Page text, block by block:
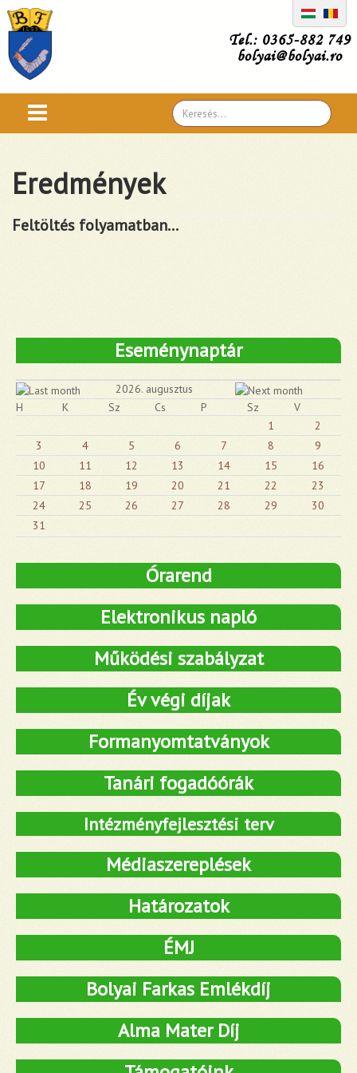
Tel.: 0365-882 749
bolyai@bolyai.ro
Search
...
Eredmények
Feltöltés folyamatban...
Eseménynaptár
2026. augusztus
H
K Sz Cs P Sz
V
1
2
3
4 5 6 7 8
9
10
11 12 13 14 15
16
17
18 19 20 21 22
23
24
25 26 27 28 29
30
31
Órarend
Elektronikus napló
Működési szabályzat
Év végi díjak
Formanyomtatványok
Tanári fogadóórák
Intézményfejlesztési terv
Médiaszereplések
Határozatok
ÉMJ
Bolyai Farkas Emlékdíj
Alma Mater Díj